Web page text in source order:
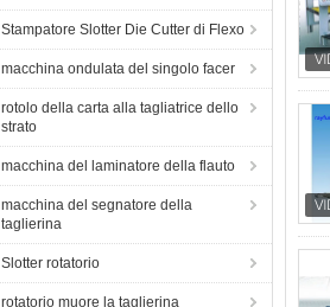
Stampatore Slotter Die Cutter di Flexo
macchina ondulata del singolo facer
rotolo della carta alla tagliatrice dello
strato
macchina del laminatore della flauto
macchina del segnatore della
taglierina
Slotter rotatorio
rotatorio muore la taglierina